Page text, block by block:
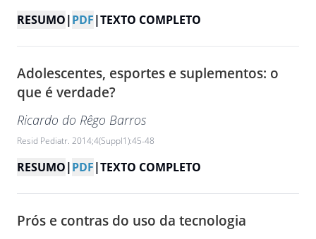
RESUMO|PDF|TEXTO COMPLETO
Adolescentes, esportes e suplementos: o
que é verdade?
Ricardo do Rêgo Barros
Resid Pediatr. 2014;4(Suppl1):45-48
RESUMO|PDF|TEXTO COMPLETO
Prós e contras do uso da tecnologia